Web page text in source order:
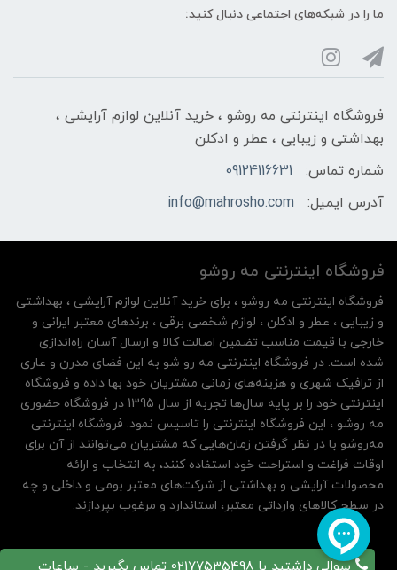
ما را در شبکه‌های اجتماعی دنبال کنید:
فروشگاه اینترنتی مه‌ رو‌شو ، خرید آنلاین لوازم آرایشی ،
بهداشتی و زیبایی ، عطر و ادکلن
شماره تماس:
09124116631
آدرس ایمیل:
info@mahrosho.com
فروشگاه اینترنتی مه‌ رو‌شو
فروشگاه اینترنتی مه‌ رو‌شو ، برای خرید آنلاین لوازم آرایشی ، بهداشتی
و زیبایی ، عطر و ادکلن ، لوازم شخصی برقی ، برندهای معتبر ایرانی و
خارجی با قیمت مناسب تضمین اصالت کالا و ارسال آسان راه‌اندازی
شده است. در فروشگاه اینترنتی مه رو شو به این فضای مدرن و عاری
از ترافیک شهری و هزینه‌های زمانی مشتریان خود بها داده و فروشگاه
اینترنتی خود را بر پایه سال‌ها تجربه از سال 1395 در فروشگاه حضوری
مه روشو ، این فروشگاه اینترنتی را تاسیس نمود. فروشگاه اینترنتی
مه‌رو‌شو با در نظر گرفتن زمان‌هایی که مشتریان می‌توانند از آن‌ برای
اوقات فراغت و استراحت خود استفاده کنند، به انتخاب و ارائه
محصولات آرایشی و بهداشتی از شرکت‌های معتبر بومی و داخلی و چه
در سطح کالاهای وارداتی معتبر، استاندارد و مرغوب بپردازند.